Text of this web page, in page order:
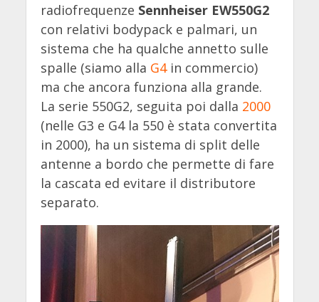
radiofrequenze Sennheiser EW550G2
con relativi bodypack e palmari, un
sistema che ha qualche annetto sulle
spalle (siamo alla G4in commercio)
ma che ancora funziona alla grande.
La serie 550G2, seguita poi dalla 2000
(nelle G3 e G4 la 550 è stata convertita
in 2000), ha un sistema di split delle
antenne a bordo che permette di fare
la cascata ed evitare il distributore
separato.